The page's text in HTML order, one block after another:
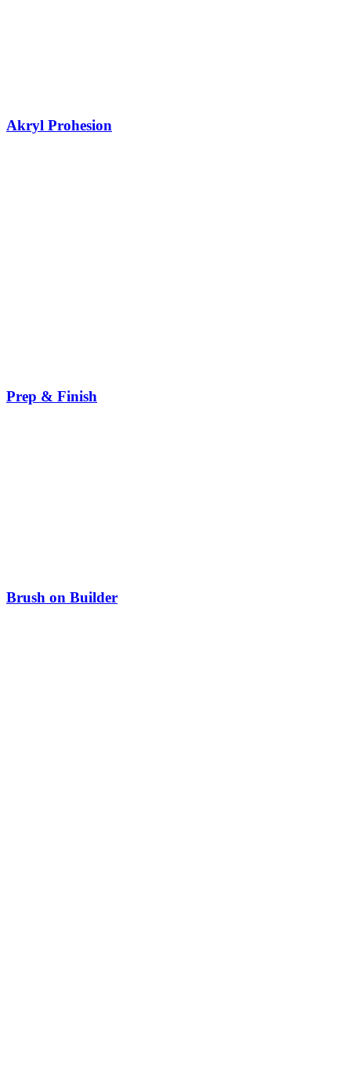
Akryl Prohesion
Prep & Finish
Brush on Builder